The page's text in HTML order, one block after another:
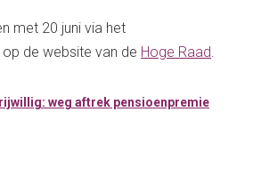
met 20 juni via het
de website van de Hoge Raad.
weg aftrek pensioenpremie